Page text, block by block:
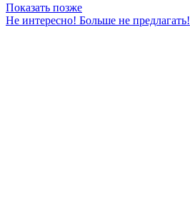
Показать позже
Не интересно! Больше не предлагать!